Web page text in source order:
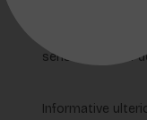
Il presente
informazioni
sensi dell’art. 14
Informative